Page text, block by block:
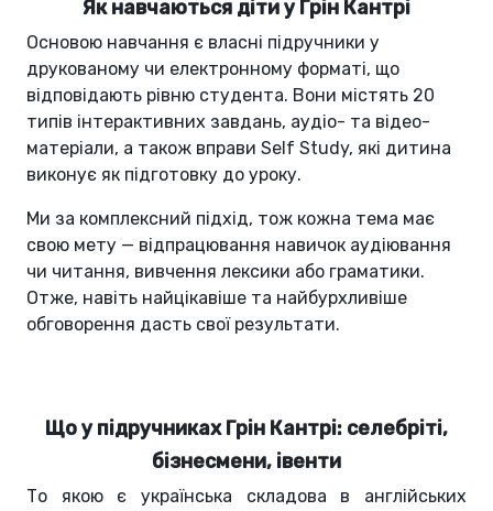
Як навчаються діти у Грін Кантрі
Основою навчання є власні підручники у
друкованому чи електронному форматі, що
відповідають рівню студента. Вони містять 20
типів інтерактивних завдань, аудіо- та відео-
матеріали, а також вправи Self Study, які дитина
виконує як підготовку до уроку.
Ми за комплексний підхід, тож кожна тема має
свою мету — відпрацювання навичок аудіювання
чи читання, вивчення лексики або граматики.
Отже, навіть найцікавіше та найбурхливіше
обговорення дасть свої результати.
Що у підручниках Грін Кантрі: селебріті,
бізнесмени, івенти
То якою є українська складова в англійських